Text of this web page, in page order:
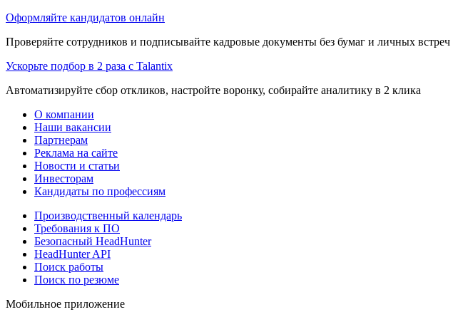
Оформляйте кандидатов онлайн
Проверяйте сотрудников и подписывайте кадровые документы без бумаг и личных встреч
Ускорьте подбор в 2 раза с Talantix
Автоматизируйте сбор откликов, настройте воронку, собирайте аналитику в 2 клика
О компании
Наши вакансии
Партнерам
Реклама на сайте
Новости и статьи
Инвесторам
Кандидаты по профессиям
Производственный календарь
Требования к ПО
Безопасный HeadHunter
HeadHunter API
Поиск работы
Поиск по резюме
Мобильное приложение